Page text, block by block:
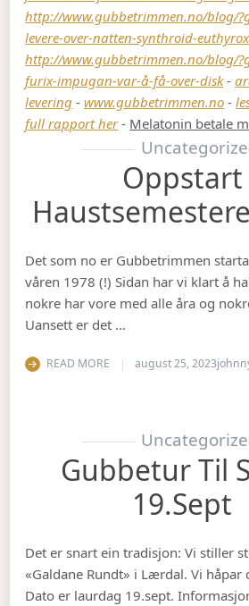
http://www.gubbetrimmen.no/blog/
levere-over-natten-synthroid-
http://www.gubbetrimmen.no/blog/
furix-impugan-var-å-få-over-disk-
levering -www.gubbetrimmen.no -
full rapport her- Melatonin betale
Oppstart
Det som no er Gubbetrimmen
våren 1978 (!) Sidan har vi klart å
nokre har vore med alle åra og
Uansett er det …
READ MORE august 25, 2023
Gubbetur Til
19.sept
Det er snart ein tradisjon: Vi stiller
«Galdane Rundt» i Lærdal. Vi håpar
Dato er laurdag 19.sept.